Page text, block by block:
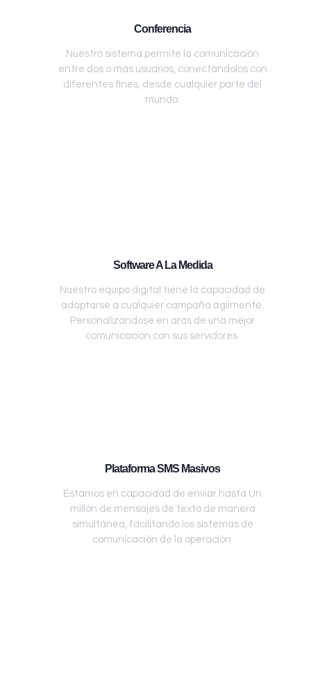
Conferencia
Nuestro sistema permite la comunicación
entre dos o más usuarios, conectándolos con
diferentes fines, desde cualquier parte del
mundo.
Software A La Medida
Nuestro equipo digital tiene la capacidad de
adaptarse a cualquier campaña ágilmente.
Personalizándose en aras de una mejor
comunicación con sus servidores.
Plataforma SMS Masivos
Estamos en capacidad de enviar hasta Un
millón de mensajes de texto de manera
simultánea, facilitando los sistemas de
comunicación de la operación.